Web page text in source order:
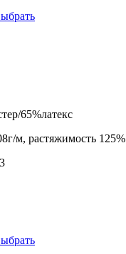
65%латекс
м, растяжимость 125%